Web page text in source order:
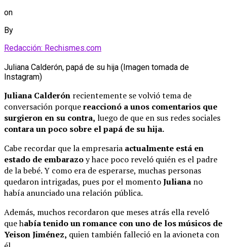
on
By
Redacción: Rechismes.com
Juliana Calderón, papá de su hija (Imagen tomada de
Instagram)
Juliana Calderón recientemente se volvió tema de
conversación porquereaccionó a unos comentarios que
surgieron en su contra, luego de que en sus redes sociales
contara un poco sobre el papá de su hija.
Cabe recordar que la empresaria actualmente está en
estado de embarazoy hace poco reveló quién es el padre
de la bebé. Y como era de esperarse, muchas personas
quedaron intrigadas, pues por el momentoJuliana no
había anunciado una relación pública.
Además, muchos recordaron que meses atrás ella reveló
que había tenido un romance con uno de los músicos de
Yeison Jiménez, quien también falleció en la avioneta con